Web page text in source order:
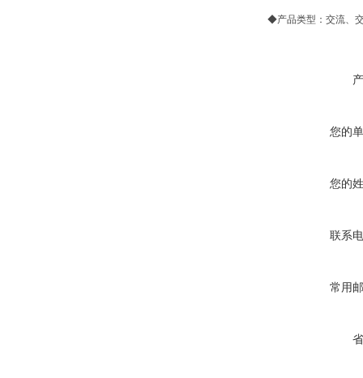
◆产品类型：交流、
您的
您的
联系
常用